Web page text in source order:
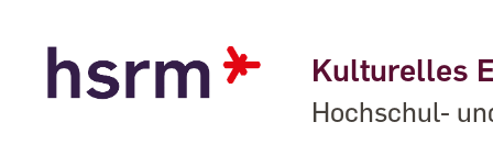
Kulturelles
Hochschul-